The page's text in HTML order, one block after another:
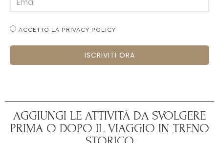
ACCETTO LA PRIVACY POLICY
ISCRIVITI ORA
AGGIUNGI LE ATTIVITÀ DA SVOLGERE
PRIMA O DOPO IL VIAGGIO IN TRENO